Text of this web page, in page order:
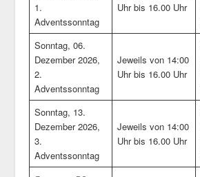
1.
Adventssonntag
Uhr bis 16.00 Uhr
Sonntag, 06.
Dezember 2026,
2.
Adventssonntag
Jeweils von 14:00
Uhr bis 16.00 Uhr
Sonntag, 13.
Dezember 2026,
3.
Adventssonntag
Jeweils von 14:00
Uhr bis 16.00 Uhr